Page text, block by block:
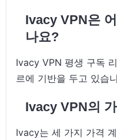
Ivacy VPN은
나요?
Ivacy VPN 평생 구독
르에 기반을 두고 있습
Ivacy VPN의
Ivacy는 세 가지 가격